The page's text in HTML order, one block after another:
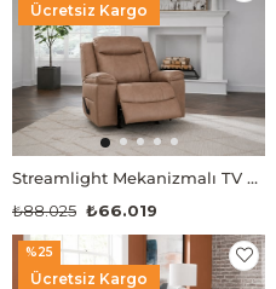
Streamlight Mekanizmalı TV Koltuğu
₺66.019
₺88.025
Ücretsiz Kargo
Ücretsiz Kargo
%25